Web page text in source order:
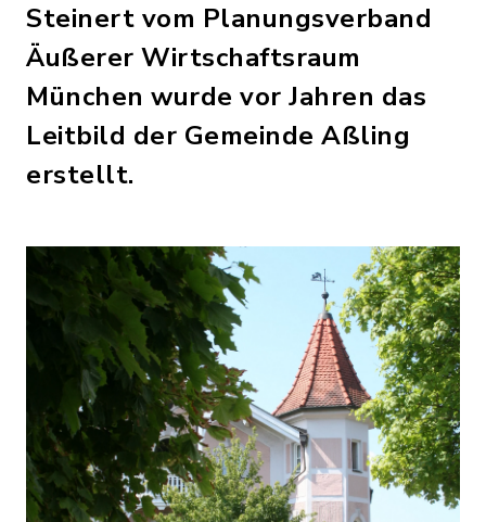
Steinert vom Planungsverband
Äußerer Wirtschaftsraum
München wurde vor Jahren das
Leitbild der Gemeinde Aßling
erstellt.